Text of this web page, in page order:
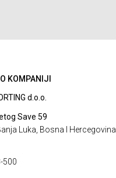
KOMPANIJI
d.o.o.
Save 59
Luka, Bosna I Hercegovina
500